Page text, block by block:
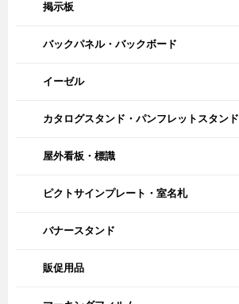
掲示板
バックパネル・バックボード
イーゼル
カタログスタンド・パンフレットスタンド
屋外看板・標識
ピクトサインプレート・室名札
バナースタンド
販促用品